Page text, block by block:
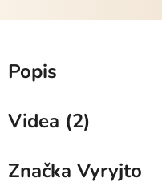
Popis
Videa (2)
Značka Vyryjto